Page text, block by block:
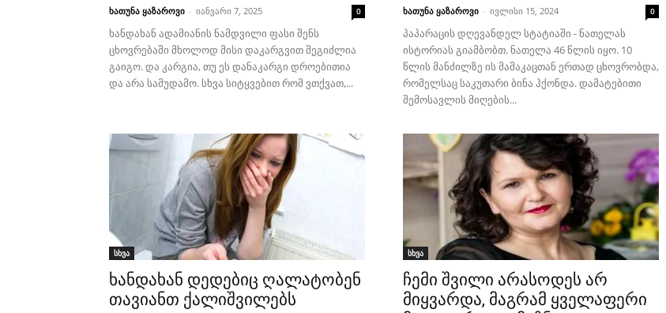
ხათუნა ყაზაროვი - იანვარი 7, 2025 0
ხანდახან ადამიანის ნამდვილი ფასი შენს
ცხოვრებაში მხოლოდ მისი დაკარგვით შეგიძლია
გაიგო. და კარგია, თუ ეს დანაკარგი დროებითია
და არა სამუდამო. სხვა სიტყვებით რომ ვთქვათ,...
ხათუნა ყაზაროვი - ივლისი 15, 2024 0
პაპარაცის დღევანდელ სტატიაში - ნათელას
ისტორიას გიამბობთ. ნათელა 46 წლის იყო. 10
წლის მანძილზე ის მამაკაცთან ერთად ცხოვრობდა,
რომელსაც საკუთარი ბინა ჰქონდა. დამატებითი
შემოსავლის მიღების...
სხვა
ხანდახან დედებიც ღალატობენ
თავიანთ ქალიშვილებს
სხვა
ჩემი შვილი არასოდეს არ
მიყვარდა, მაგრამ ყველაფერი